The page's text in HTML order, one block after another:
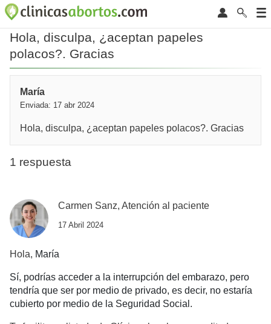
Hola, disculpa, ¿aceptan papeles
polacos?. Gracias
María
Enviada: 17 abr 2024
Hola, disculpa, ¿aceptan papeles polacos?. Gracias
1 respuesta
Carmen Sanz, Atención al paciente
17 Abril 2024
Hola, María
Sí, podrías acceder a la interrupción del embarazo, pero
tendría que ser por medio de privado, es decir, no estaría
cubierto por medio de la Seguridad Social.